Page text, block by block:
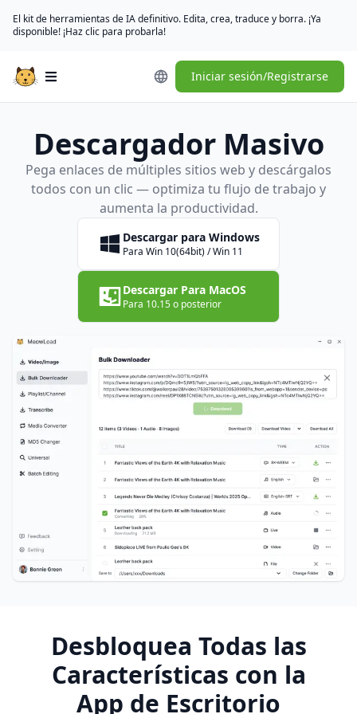
El kit de herramientas de IA definitivo. Edita, crea, traduce y borra. ¡Ya
disponible! ¡Haz clic para probarla!
Open main menu Iniciar sesión/Registrarse
Descargador Masivo
Pega enlaces de múltiples sitios web y descárgalos
todos con un clic — optimiza tu flujo de trabajo y
aumenta la productividad.
Descargar para Windows
Para Win 10(64bit) / Win 11
Descargar Para MacOS
Para 10.15 o posterior
Desbloquea Todas las
Características con la
App de Escritorio